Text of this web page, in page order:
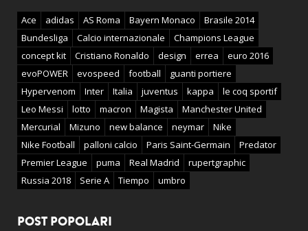
Ace adidas AS Roma Bayern Monaco
Brasile 2014
Bundesliga
Calcio internazionale
Champions League
concept kit
Cristiano Ronaldo design errea
euro 2016
evoPOWER
evospeed football
guanti portiere
Hypervenom
Inter Italia juventus kappa
le coq sportif
Leo Messi
lotto macron Magista
Manchester United
Mercurial
Mizuno new balance neymar
Nike
Nike Football
palloni calcio Paris Saint-Germain
Predator
Premier League
puma Real Madrid
rupertgraphic
Russia 2018
Serie A Tiempo umbro
POST POPOLARI